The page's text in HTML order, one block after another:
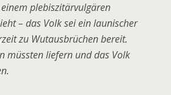
plebiszitärvulgären
– das Volk sei ein launischer
zu Wutausbrüchen be­reit.
müssten liefern und das Volk